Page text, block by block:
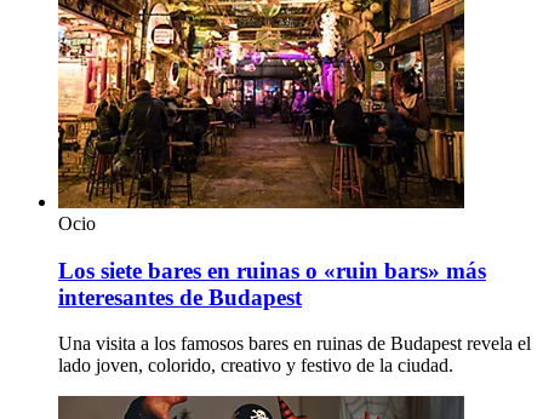
Ocio
Los siete bares en ruinas o «ruin bars» más
interesantes de Budapest
Una visita a los famosos bares en ruinas de Budapest revela el
lado joven, colorido, creativo y festivo de la ciudad.